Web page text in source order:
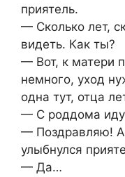
приятель.
— Сколько лет,
видеть. Как ты?
— Вот, к матери
немного, уход
одна тут, отца
— С роддома
— Поздравляю!
улыбнулся
— Да…